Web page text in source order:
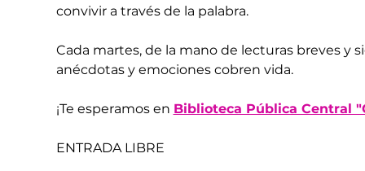
convivir a través de la palabra.
Cada martes, de la mano de lecturas breves y
anécdotas y emociones cobren vida.
¡Te esperamos en Biblioteca Pública Central
ENTRADA LIBRE